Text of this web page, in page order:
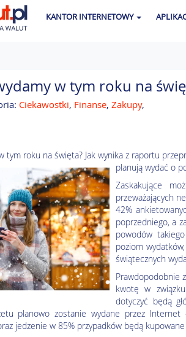
KANTOR INTERNETOWY
w tym roku na
Ciekawostki, Finanse, Zakupy,
tym roku na święta? Jak wynika z raportu
planują wydać o
Zaskakujące
przeważających
42%
poprzedniego, a
powodów
poziom
świątecznych
Prawdopodobnie
kwotę w
dotyczyć będą
planowo zostanie wydane przez
jedzenie w 85% przypadków będą